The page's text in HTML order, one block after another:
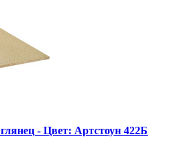
- Цвет: Артстоун 422Б